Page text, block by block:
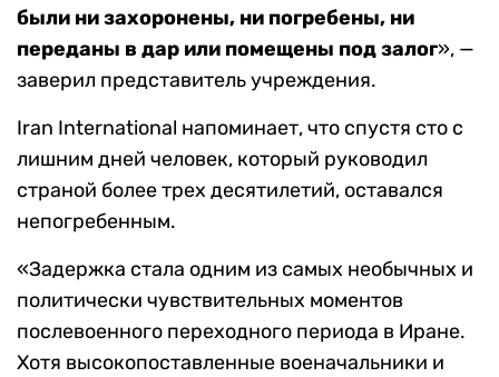
были ни захоронены, ни погребены, ни
переданы в дар или помещены под залог», —
заверил представитель учреждения.
Iran International напоминает, что спустя сто с
лишним дней человек, который руководил
страной более трех десятилетий, оставался
непогребенным.
«Задержка стала одним из самых необычных и
политически чувствительных моментов
послевоенного переходного периода в Иране.
Хотя высокопоставленные военачальники и